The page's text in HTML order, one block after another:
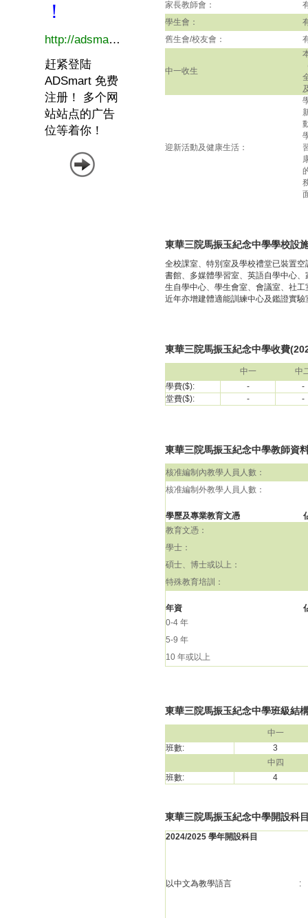
家長教師會：
學生會：
舊生會/校友會：
中一收生
迎新活動及健康生活：
東華三院馬振玉紀念中學學校設
全校課室、特別室及學校禮堂已裝置
書館、多媒體學習室、英語自學中心
生自學中心、學生會室、會議室、社
近年亦增建體適能訓練中心及鑑證實
東華三院馬振玉紀念中學收費
中一
中
學費($):
-
-
堂費($):
- -
東華三院馬振玉紀念中學教師資
核准編制內教學人員人數：
核准編制外教學人員人數：
學歷及專業教育文憑
教育文憑：
學士：
碩士、博士或以上：
特殊教育培訓：
年資
0-4 年
5-9 年
10 年或以上
東華三院馬振玉紀念中學班級結
中一
班數:
3
中四
班數:
4
東華三院馬振玉紀念中學開設科
2024/2025 學年開設科目
以中文為教學語言 :